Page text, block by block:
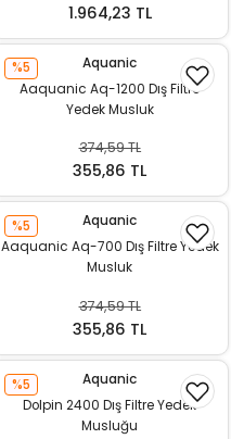
1.964,23 TL
%5
Aquanic
Aaquanic Aq-1200 Dış Filtre
Yedek Musluk
374,59 TL
355,86 TL
%5
Aquanic
Aaquanic Aq-700 Dış Filtre Yedek
Musluk
374,59 TL
355,86 TL
%5
Aquanic
Dolpin 2400 Dış Filtre Yedek
Musluğu